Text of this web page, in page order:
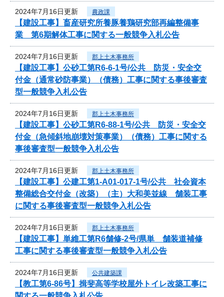
2024年7月16日更新 農政課
【建設工事】畜産研究所養豚養鶏研究部再編整備事
業 第6期解体工事に関する一般競争入札公告
2024年7月16日更新 郡上土木事務所
【建設工事】公砂工第R6-6-1号/公共 防災・安全交
付金（通常砂防事業）（債務）工事に関する事後審査
型一般競争入札公告
2024年7月16日更新 郡上土木事務所
【建設工事】公砂工第R6-88-1号/公共 防災・安全交
付金（急傾斜地崩壊対策事業）（債務）工事に関する
事後審査型一般競争入札公告
2024年7月16日更新 郡上土木事務所
【建設工事】公建工第1-A01-017-1号/公共 社会資本
整備総合交付金（改築）（主）大和美並線 舗装工事
に関する事後審査型一般競争入札公告
2024年7月16日更新 郡上土木事務所
【建設工事】単維工第R6舗修-2号/県単 舗装道補修
工事に関する事後審査型一般競争入札公告
2024年7月16日更新 公共建築課
【教工第6-86号】揖斐高等学校屋外トイレ改築工事に